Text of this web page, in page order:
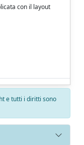
con il layout
e tutti i diritti sono